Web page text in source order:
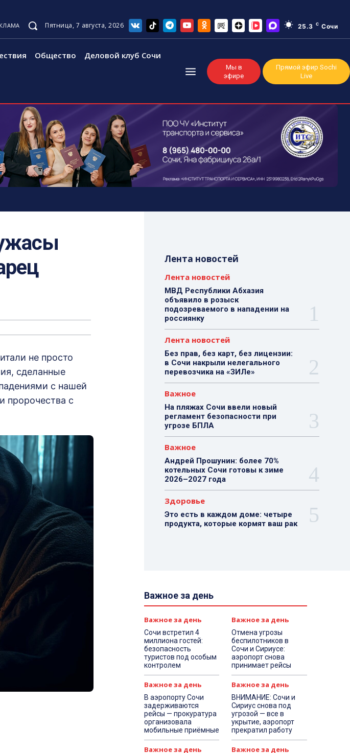
Пятница, 7 августа, 2026 25.3 C Сочи
Общество Деловой клуб Сочи
Мы в
эфире
Прямой эфир Sochi
Live
не просто
сделанные
с нашей
пророчества с
Лента новостей
Лента новостей
МВД Республики Абхазия
объявило в розыск
подозреваемого в нападении на
россиянку
Лента новостей
Без прав, без карт, без лицензии:
в Сочи накрыли нелегального
перевозчика на «ЗИЛе»
Важное
На пляжах Сочи ввели новый
регламент безопасности при
угрозе БПЛА
Важное
Андрей Прошунин: более 70%
котельных Сочи готовы к зиме
2026–2027 года
Здоровье
Это есть в каждом доме: четыре
продукта, которые кормят ваш рак
Важное за день
Важное за день
Сочи встретил 4
миллиона гостей:
безопасность
туристов под особым
контролем
Важное за день
Отмена угрозы
беспилотников в
Сочи и Сириусе:
аэропорт снова
принимает рейсы
Важное за день
В аэропорту Сочи
задерживаются
рейсы — прокуратура
организовала
мобильные приёмные
Важное за день
ВНИМАНИЕ: Сочи и
Сириус снова под
угрозой — все в
укрытие, аэропорт
прекратил работу
Важное за день Важное за день